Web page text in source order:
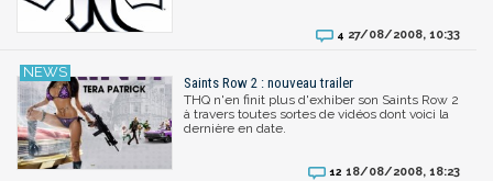
4 27/08/2008, 10:33
Saints Row 2 : nouveau trailer
THQ n'en finit plus d'exhiber son Saints Row 2
à travers toutes sortes de vidéos dont voici la
dernière en date.
12 18/08/2008, 18:23